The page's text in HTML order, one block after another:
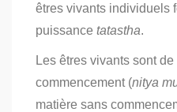
êtres vivants individuels
puissance tatastha.
Les êtres vivants sont
commencement (nitya
matière sans